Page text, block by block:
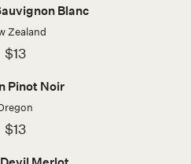
Blanc
Zealand
$13
Pinot Noir
$13